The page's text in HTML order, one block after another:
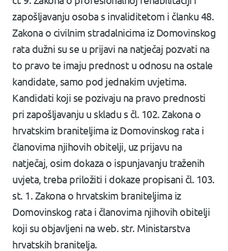
zapošljavanju osoba s invaliditetom i članku 48.
Zakona o civilnim stradalnicima iz Domovinskog
rata dužni su se u prijavi na natječaj pozvati na
to pravo te imaju prednost u odnosu na ostale
kandidate, samo pod jednakim uvjetima.
Kandidati koji se pozivaju na pravo prednosti
pri zapošljavanju u skladu s čl. 102. Zakona o
hrvatskim braniteljima iz Domovinskog rata i
članovima njihovih obitelji, uz prijavu na
natječaj, osim dokaza o ispunjavanju traženih
uvjeta, treba priložiti i dokaze propisani čl. 103.
st. 1. Zakona o hrvatskim braniteljima iz
Domovinskog rata i članovima njihovih obitelji
koji su objavljeni na web. str. Ministarstva
hrvatskih branitelja.